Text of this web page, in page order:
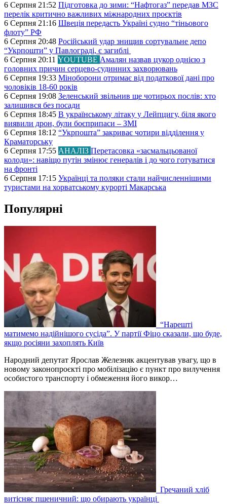
6 Серпня 21:52 Підготовка до зими: “Нафтогаз” передав МЗС
перелік критично важливих міжнародних проєктів
6 Серпня 21:16 Швеція передасть Україні судно “тіньового
флоту” РФ
6 Серпня 20:48 Російський удар знищив сортувальне депо
“Укрпошти” у Павлограді, є загиблі
6 Серпня 20:11 YOUTUBE Амалян назвав цукор однією з
головних причин серцево-судинних захворювань
6 Серпня 19:33 Міноборони отримає від податкової дані про
чоловіків 18-60 років
6 Серпня 19:08 Зеленський звільнив ще чотирьох послів: хто
залишився без посади
6 Серпня 18:45 В українському літаку у Лейпцигу, біля якого
виявили дрон, були боєприпаси – ЗМІ
6 Серпня 18:12 “Укрпошта” закриває чотири відділення у
Краматорську
6 Серпня 17:55 АНАЛІЗ Перетасовка «засмальцьованої
колоди»: навіщо путін змінює генералів і до чого готуватися
на фронті
6 Серпня 17:15 Українці та поляки стали найчисленнішими
туристами на хорватському курорті Макарська
Популярні
“Нарешті
матимемо надійнішого сусіда”. У партії Фіцо сказали, що буде,
якщо росіяни захоплять Київ
Народний депутат Ярослав Железняк акцентував увагу, що в
новому законопроєкті про мобілізацію є пункт про вилучення
особистого транспорту і обмеження його викор…
Гречаний хліб
витісняє пшеничний: що обирають українці